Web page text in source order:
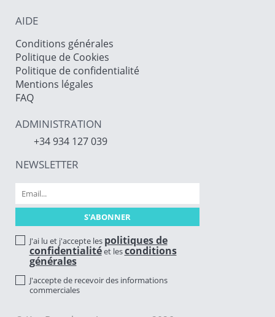
AIDE
Conditions générales
Politique de Cookies
Politique de confidentialité
Mentions légales
FAQ
ADMINISTRATION
+34 934 127 039
NEWSLETTER
J'ai lu et j'accepte les politiques de
confidentialitéet lesconditions
générales
J'accepte de recevoir des informations
commerciales